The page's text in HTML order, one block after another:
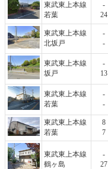
東武東上本線
若葉
-
24
東武東上本線
北坂戸
-
-
東武東上本線
坂戸
-
13
東武東上本線
若葉
-
-
東武東上本線
若葉
8
7
東武東上本線
鶴ヶ島
-
27